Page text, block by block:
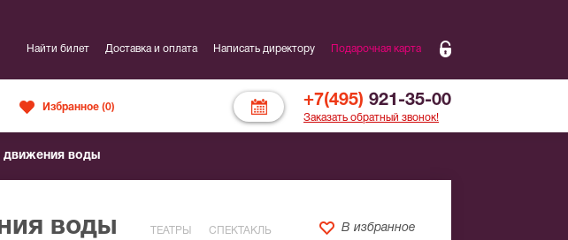
Найти билет Доставка и оплата Написать директору Подарочная карта
+7(495) 921-35-00
Заказать обратный звонок!
Избранное (0)
воды
воды ТЕАТРЫ СПЕКТАКЛЬ В избранное